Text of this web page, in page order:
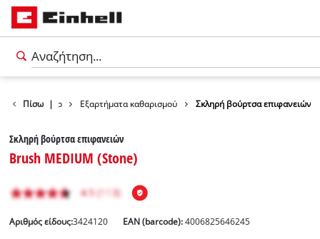
Πίσω |
Αξεσουάρ Εξαρτήματα καθαρισμού Σκληρή βούρτσα επιφανειών
Σκληρή βούρτσα επιφανειών
Brush MEDIUM (Stone)
Αριθμός είδους:3424120 EAN (barcode):4006825646245